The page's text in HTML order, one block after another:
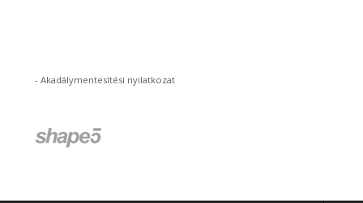
-Akadálymentesítési nyilatkozat